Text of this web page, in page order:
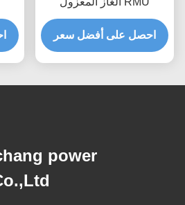
احصل على أفضل سعر
power